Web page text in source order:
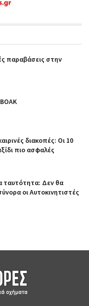
παραβάσεις στην
διακοπές: Οι 10
πιο ασφαλές
ταυτότητα: Δεν θα
οι Αυτοκινητιστές